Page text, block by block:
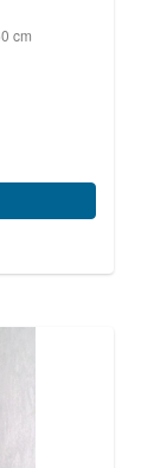
cm